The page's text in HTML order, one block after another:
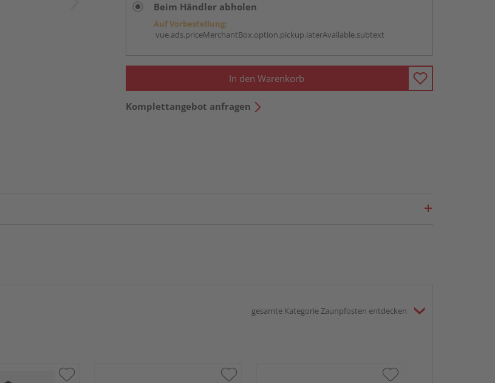
Beim Händler abholen
Auf Vorbestellung:
vue.ads.priceMerchantBox.option.pickup.laterAvailable.subtext
In den Warenkorb
Komplettangebot anfragen
gesamte Kategorie Zaunpfosten entdecken